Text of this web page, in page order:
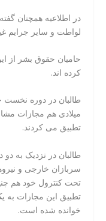
در اطلاعیه همچنان
لواطت و سایر جرایم
حامیان حقوق بشر از
کرده اند.
میلادی هم مجازات
تطبیق می کردند.
طالبان در نزدیک به
سربازان خارجی و
تحت کنترول خود هم
تطبیق این مجازات به
خوانده شده است.